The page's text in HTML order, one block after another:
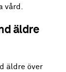
vård.
äldre
äldre över